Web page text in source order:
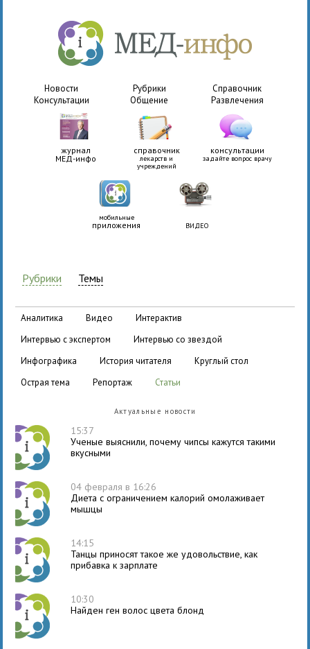
Новости Рубрики
Справочник
Консультации
Общение Развлечения
журнал
МЕД-инфо
справочник
лекарств и
учреждений
консультации
задайте вопрос врачу
мобильные
приложения ВИДЕО
Рубрики Темы
аналитика видео
интерактив
интервью с экспертом
интервью со звездой
инфографика
история читателя
круглый стол
острая тема
репортаж статьи
Актуальные новости
15:37
Ученые выяснили, почему чипсы кажутся такими
вкусными
04 февраля в 16:26
Диета с ограничением калорий омолаживает
мышцы
14:15
Танцы приносят такое же удовольствие, как
прибавка к зарплате
10:30
Найден ген волос цвета блонд